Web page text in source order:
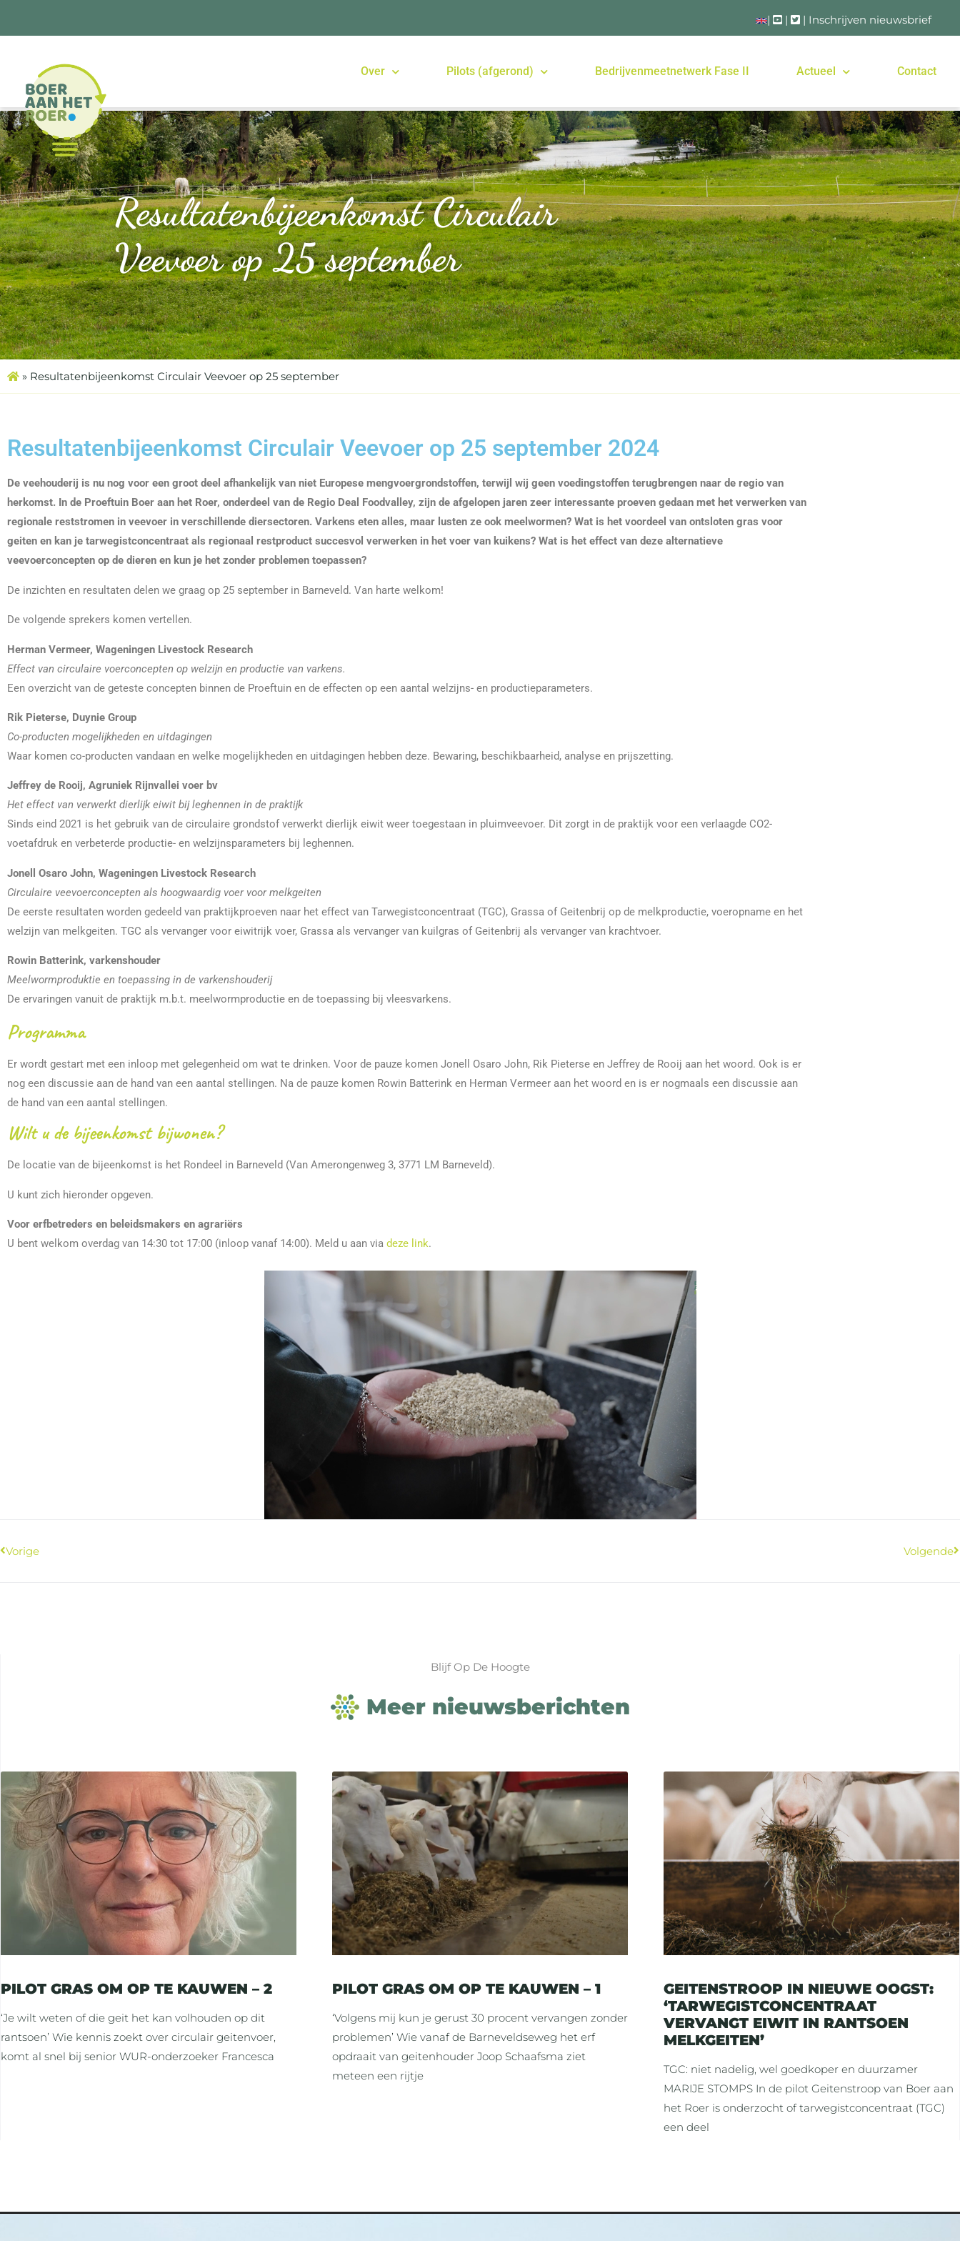
| | | Inschrijven nieuwsbrief
Over Pilots (afgerond) Bedrijvenmeetnetwerk Fase II Actueel Contact
Resultatenbijeenkomst Circulair
Veevoer op 25 september
» Resultatenbijeenkomst Circulair Veevoer op 25 september
Resultatenbijeenkomst Circulair Veevoer op 25 september 2024
De veehouderij is nu nog voor een groot deel afhankelijk van niet Europese mengvoergrondstoffen, terwijl wij geen voedingstoffen terugbrengen naar de regio van
herkomst. In de Proeftuin Boer aan het Roer, onderdeel van de Regio Deal Foodvalley, zijn de afgelopen jaren zeer interessante proeven gedaan met het verwerken van
regionale reststromen in veevoer in verschillende diersectoren. Varkens eten alles, maar lusten ze ook meelwormen? Wat is het voordeel van ontsloten gras voor
geiten en kan je tarwegistconcentraat als regionaal restproduct succesvol verwerken in het voer van kuikens? Wat is het effect van deze alternatieve
veevoerconcepten op de dieren en kun je het zonder problemen toepassen?
De inzichten en resultaten delen we graag op 25 september in Barneveld. Van harte welkom!
De volgende sprekers komen vertellen.
Herman Vermeer, Wageningen Livestock Research
Effect van circulaire voerconcepten op welzijn en productie van varkens.
Een overzicht van de geteste concepten binnen de Proeftuin en de effecten op een aantal welzijns- en productieparameters.
Rik Pieterse, Duynie Group
Co-producten mogelijkheden en uitdagingen
Waar komen co-producten vandaan en welke mogelijkheden en uitdagingen hebben deze. Bewaring, beschikbaarheid, analyse en prijszetting.
Jeffrey de Rooij, Agruniek Rijnvallei voer bv
Het effect van verwerkt dierlijk eiwit bij leghennen in de praktijk
Sinds eind 2021 is het gebruik van de circulaire grondstof verwerkt dierlijk eiwit weer toegestaan in pluimveevoer. Dit zorgt in de praktijk voor een verlaagde CO2-
voetafdruk en verbeterde productie- en welzijnsparameters bij leghennen.
Jonell Osaro John, Wageningen Livestock Research
Circulaire veevoerconcepten als hoogwaardig voer voor melkgeiten
De eerste resultaten worden gedeeld van praktijkproeven naar het effect van Tarwegistconcentraat (TGC), Grassa of Geitenbrij op de melkproductie, voeropname en het
welzijn van melkgeiten. TGC als vervanger voor eiwitrijk voer, Grassa als vervanger van kuilgras of Geitenbrij als vervanger van krachtvoer.
Rowin Batterink, varkenshouder
Meelwormproduktie en toepassing in de varkenshouderij
De ervaringen vanuit de praktijk m.b.t. meelwormproductie en de toepassing bij vleesvarkens.
Programma
Er wordt gestart met een inloop met gelegenheid om wat te drinken. Voor de pauze komen Jonell Osaro John, Rik Pieterse en Jeffrey de Rooij aan het woord. Ook is er
nog een discussie aan de hand van een aantal stellingen. Na de pauze komen Rowin Batterink en Herman Vermeer aan het woord en is er nogmaals een discussie aan
de hand van een aantal stellingen.
Wilt u de bijeenkomst bijwonen?
De locatie van de bijeenkomst is het Rondeel in Barneveld (Van Amerongenweg 3, 3771 LM Barneveld).
U kunt zich hieronder opgeven.
Voor erfbetreders en beleidsmakers en agrariërs
U bent welkom overdag van 14:30 tot 17:00 (inloop vanaf 14:00). Meld u aan via deze link.
Vorige Volgende
Blijf Op De Hoogte
Meer nieuwsberichten
PILOT GRAS OM OP TE KAUWEN – 2
‘Je wilt weten of die geit het kan volhouden op dit
rantsoen’ Wie kennis zoekt over circulair geitenvoer,
komt al snel bij senior WUR-onderzoeker Francesca
PILOT GRAS OM OP TE KAUWEN – 1
‘Volgens mij kun je gerust 30 procent vervangen zonder
problemen’ Wie vanaf de Barneveldseweg het erf
opdraait van geitenhouder Joop Schaafsma ziet
meteen een rijtje
GEITENSTROOP IN NIEUWE OOGST:
‘TARWEGISTCONCENTRAAT
VERVANGT EIWIT IN RANTSOEN
MELKGEITEN’
TGC: niet nadelig, wel goedkoper en duurzamer
MARIJE STOMPS In de pilot Geitenstroop van Boer aan
het Roer is onderzocht of tarwegistconcentraat (TGC)
een deel